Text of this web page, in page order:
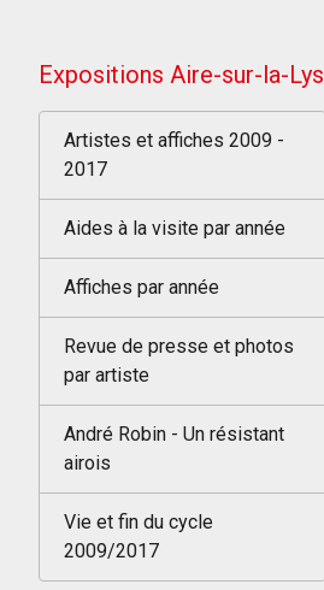
Expositions Aire-sur-la-Lys
Artistes et affiches 2009 -
2017
Aides à la visite par année
Affiches par année
Revue de presse et photos
par artiste
André Robin - Un résistant
airois
Vie et fin du cycle
2009/2017